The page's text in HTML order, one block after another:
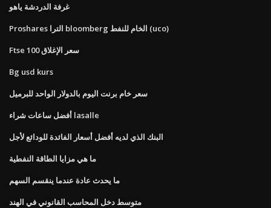
غرفة الدردشة ياهو
Proshares الترا bloomberg الخام للنفط (uco)
Ftse 100 سعر الإغلاق
Bg usd kurs
سعر خام برنت اليوم بالدولار الواحد للبرميل
أفضل ساعات شراء lasalle
البنك الذي لديه أفضل أسعار الفائدة للودائع لأجل
ما هي مزايا الطاقة النفطية
ما يحدث عادة عندما ينقسم السهم
متوسط ​​دخل المحاسب القانوني في الهند